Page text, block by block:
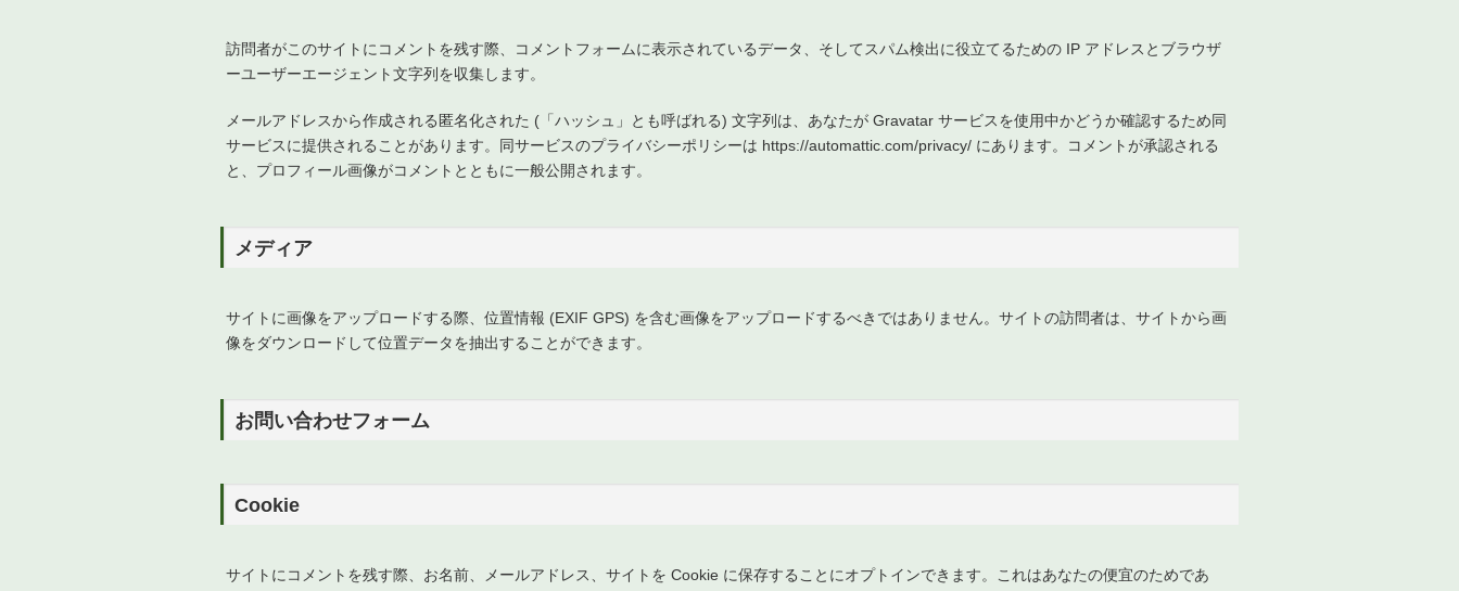
訪問者がこのサイトにコメントを残す際、コメントフォームに表示されているデータ、そしてスパム検出に役立てるための IP アドレスとブラウザ
ーユーザーエージェント文字列を収集します。
メールアドレスから作成される匿名化された (「ハッシュ」とも呼ばれる) 文字列は、あなたが Gravatar サービスを使用中かどうか確認するため同
サービスに提供されることがあります。同サービスのプライバシーポリシーは https://automattic.com/privacy/ にあります。コメントが承認される
と、プロフィール画像がコメントとともに一般公開されます。
メディア
サイトに画像をアップロードする際、位置情報 (EXIF GPS) を含む画像をアップロードするべきではありません。サイトの訪問者は、サイトから画
像をダウンロードして位置データを抽出することができます。
お問い合わせフォーム
Cookie
サイトにコメントを残す際、お名前、メールアドレス、サイトを Cookie に保存することにオプトインできます。これはあなたの便宜のためであ